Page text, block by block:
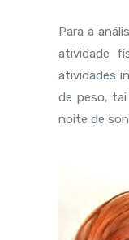
Para a
atividade
atividades
de peso,
noite de